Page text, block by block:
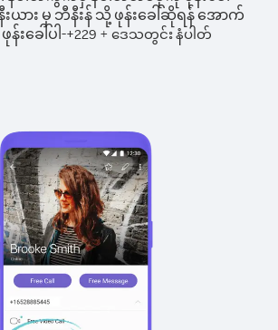
းယား မှ ဘီနီးန် သို့ ဖုန်းခေါ်ဆိုရန် အောက်
းခေါ်ပါ-+229 +ဒေသတွင်း နံပါတ်